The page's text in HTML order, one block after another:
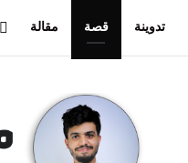
تدوينة قصة مقالة